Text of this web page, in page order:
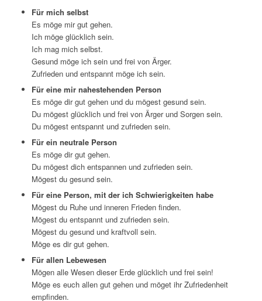
Für mich selbst
Es möge mir gut gehen.
Ich möge glücklich sein.
Ich mag mich selbst.
Gesund möge ich sein und frei von Ärger.
Zufrieden und entspannt möge ich sein.
Für eine mir nahestehenden Person
Es möge dir gut gehen und du mögest gesund sein.
Du mögest glücklich und frei von Ärger und Sorgen sein.
Du mögest entspannt und zufrieden sein.
Für ein neutrale Person
Es möge dir gut gehen.
Du mögest dich entspannen und zufrieden sein.
Mögest du gesund sein.
Für eine Person, mit der ich Schwierigkeiten habe
Mögest du Ruhe und inneren Frieden finden.
Mögest du entspannt und zufrieden sein.
Mögest du gesund und kraftvoll sein.
Möge es dir gut gehen.
Für allen Lebewesen
Mögen alle Wesen dieser Erde glücklich und frei sein!
Möge es euch allen gut gehen und möget ihr Zufriedenheit
empfinden.